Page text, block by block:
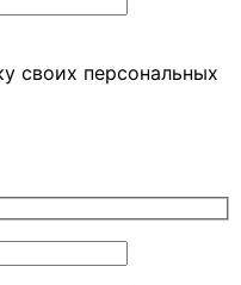
своих персональных